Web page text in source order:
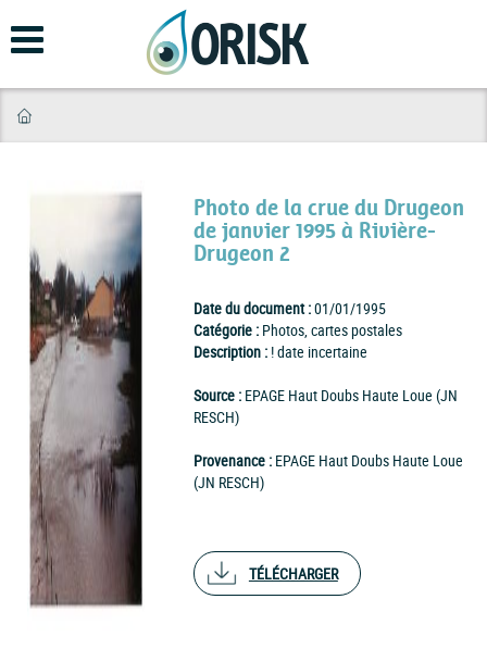
au
contenu
Photo de la crue du Drugeon
de janvier 1995 à Rivière-
Drugeon 2
Date du document :01/01/1995
Catégorie : Photos, cartes postales
Description : ! date incertaine
Source : EPAGE Haut Doubs Haute Loue (JN
RESCH)
Provenance : EPAGE Haut Doubs Haute Loue
(JN RESCH)
TÉLÉCHARGER